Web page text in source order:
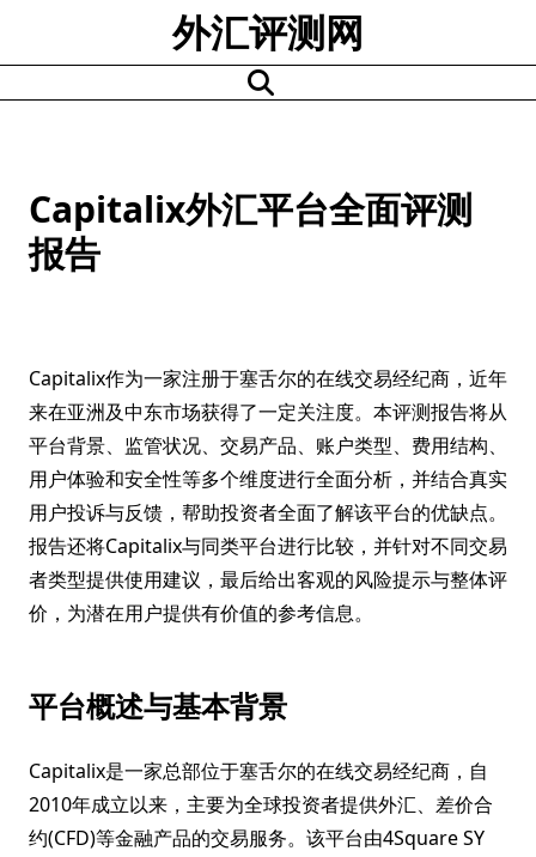
content
外汇评测网
Capitalix外汇平台全面评测
报告
Capitalix作为一家注册于塞舌尔的在线交易经纪商，近年
来在亚洲及中东市场获得了一定关注度。本评测报告将从
平台背景、监管状况、交易产品、账户类型、费用结构、
用户体验和安全性等多个维度进行全面分析，并结合真实
用户投诉与反馈，帮助投资者全面了解该平台的优缺点。
报告还将Capitalix与同类平台进行比较，并针对不同交易
者类型提供使用建议，最后给出客观的风险提示与整体评
价，为潜在用户提供有价值的参考信息。
平台概述与基本背景
Capitalix是一家总部位于塞舌尔的在线交易经纪商，自
2010年成立以来，主要为全球投资者提供外汇、差价合
约(CFD)等金融产品的交易服务。该平台由4Square SY